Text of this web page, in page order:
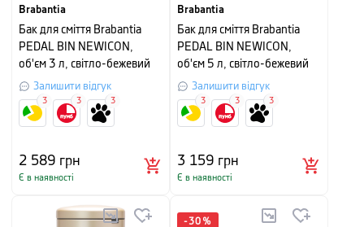
Brabantia
Бак для сміття Brabantia
PEDAL BIN NEWICON,
об'єм 3 л, світло-бежевий
Залишити відгук
2 589 грн
Є в наявності
3 3 3
Brabantia
Бак для сміття Brabantia
PEDAL BIN NEWICON,
об'єм 5 л, світло-бежевий
Залишити відгук
3 159 грн
Є в наявності
3 3 3
-30 %